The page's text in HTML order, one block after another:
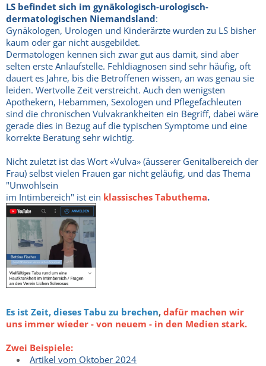
LS befindet sich im gynäkologisch-urologisch-
dermatologischen Niemandsland:
Gynäkologen, Urologen und Kinderärzte wurden zu LS bisher
kaum oder gar nicht ausgebildet.
Dermatologen kennen sich zwar gut aus damit, sind aber
selten erste Anlaufstelle. Fehldiagnosen sind sehr häufig, oft
dauert es Jahre, bis die Betroffenen wissen, an was genau sie
leiden. Wertvolle Zeit verstreicht. Auch den wenigsten
Apothekern, Hebammen, Sexologen und Pflegefachleuten
sind die chronischen Vulvakrankheiten ein Begriff, dabei wäre
gerade dies in Bezug auf die typischen Symptome und eine
korrekte Beratung sehr wichtig.
Nicht zuletzt ist das Wort «Vulva» (äusserer Genitalbereich der
Frau) selbst vielen Frauen gar nicht geläufig, und das Thema
"Unwohlsein
im Intimbereich" ist ein klassisches Tabuthema.
Es ist Zeit, dieses Tabu zu brechen, dafür machen wir
uns immer wieder - von neuem - in den Medien stark.
Zwei Beispiele:
Artikel vom Oktober 2024